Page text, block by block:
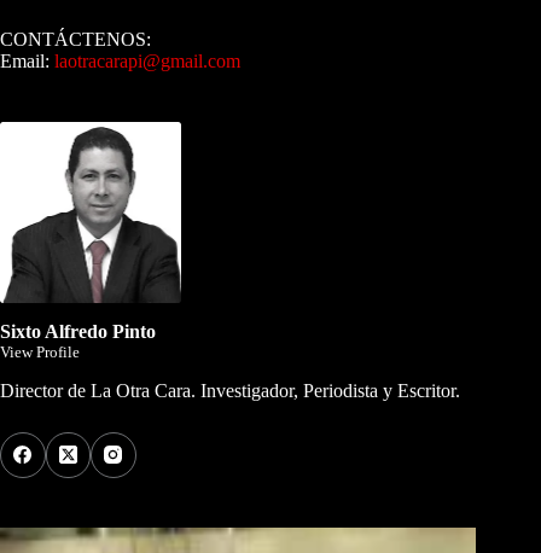
CONTÁCTENOS:
Email: laotracarapi@gmail.com
Sixto Alfredo Pinto
View Profile
Director de La Otra Cara. Investigador, Periodista y Escritor.